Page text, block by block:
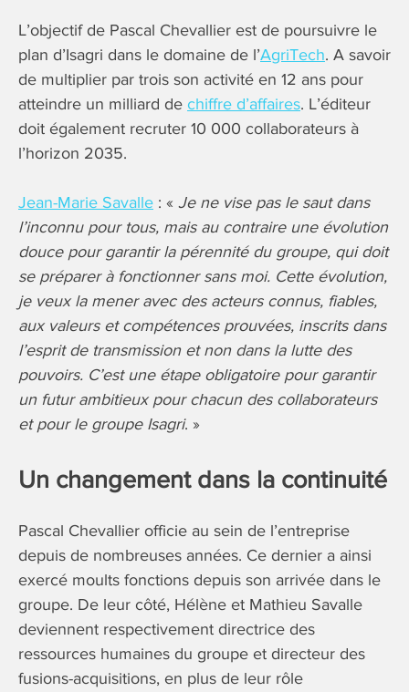
L’objectif de Pascal Chevallier est de poursuivre le
plan d’Isagri dans le domaine de l’AgriTech. A savoir
de multiplier par trois son activité en 12 ans pour
atteindre un milliard de chiffre d’affaires. L’éditeur
doit également recruter 10 000 collaborateurs à
l’horizon 2035.
Jean-Marie Savalle : « Je ne vise pas le saut dans
l’inconnu pour tous, mais au contraire une évolution
douce pour garantir la pérennité du groupe, qui doit
se préparer à fonctionner sans moi. Cette évolution,
je veux la mener avec des acteurs connus, fiables,
aux valeurs et compétences prouvées, inscrits dans
l’esprit de transmission et non dans la lutte des
pouvoirs. C’est une étape obligatoire pour garantir
un futur ambitieux pour chacun des collaborateurs
et pour le groupe Isagri. »
Un changement dans la continuité
Pascal Chevallier officie au sein de l’entreprise
depuis de nombreuses années. Ce dernier a ainsi
exercé moults fonctions depuis son arrivée dans le
groupe. De leur côté, Hélène et Mathieu Savalle
deviennent respectivement directrice des
ressources humaines du groupe et directeur des
fusions-acquisitions, en plus de leur rôle